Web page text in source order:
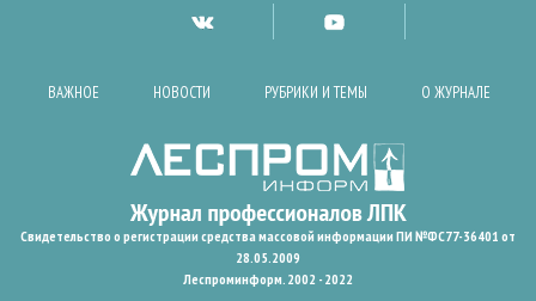
ВАЖНОЕ НОВОСТИ РУБРИКИ И ТЕМЫ О ЖУРНАЛЕ
Свидетельство о регистрации средства массовой информации ПИ №ФС77-36401 от
28.05.2009
Леспроминформ. 2002 - 2022